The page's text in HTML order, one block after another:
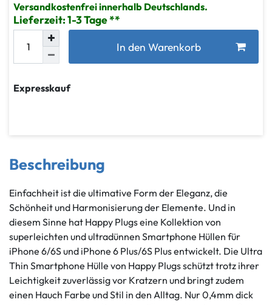
Versandkostenfrei innerhalb Deutschlands.
Lieferzeit: 1-3 Tage
In den Warenkorb
Expresskauf
Beschreibung
Einfachheit ist die ultimative Form der Eleganz, die
Schönheit und Harmonisierung der Elemente. Und in
diesem Sinne hat Happy Plugs eine Kollektion von
superleichten und ultradünnen Smartphone Hüllen für
iPhone 6/6S und iPhone 6 Plus/6S Plus entwickelt. Die Ultra
Thin Smartphone Hülle von Happy Plugs schützt trotz ihrer
Leichtigkeit zuverlässig vor Kratzern und bringt zudem
einen Hauch Farbe und Stil in den Alltag. Nur 0,4mm dick